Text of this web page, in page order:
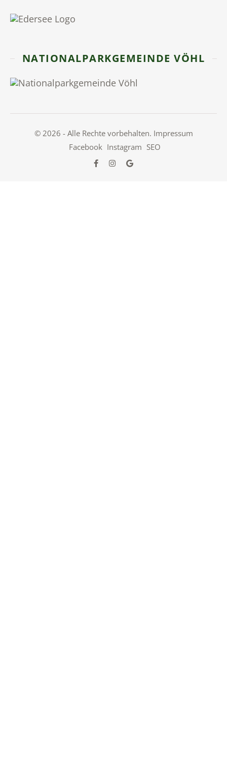
NATIONALPARKGEMEINDE VÖHL
© 2026 - Alle Rechte vorbehalten. Impressum
Facebook Instagram SEO